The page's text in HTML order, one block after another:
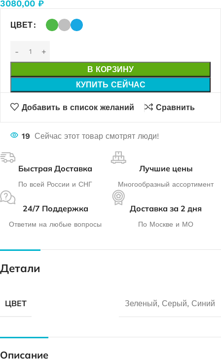
3080,00 ₽
ЦВЕТ
В КОРЗИНУ
КУПИТЬ СЕЙЧАС
Добавить в список желаний Сравнить
19 Сейчас этот товар смотрят люди!
Быстрая Доставка
По всей России и СНГ
Лучшие цены
Многообразный ассортимент
24/7 Поддержка
Ответим на любые вопросы
Доставка за 2 дня
По Москве и МО
Детали
ЦВЕТ Зеленый, Серый, Синий
Описание